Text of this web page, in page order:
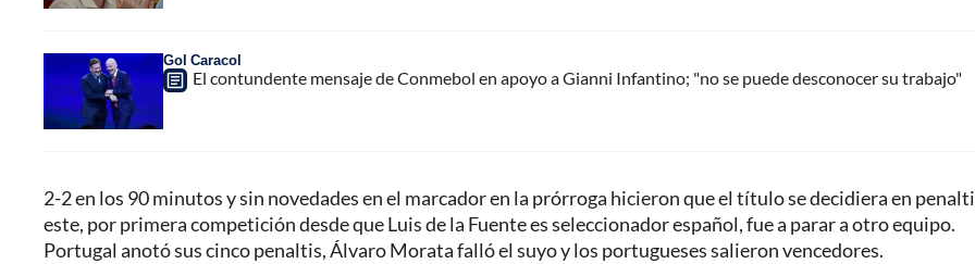
Gol Caracol
El contundente mensaje de Conmebol en apoyo a Gianni Infantino; "no se puede desconocer su trabajo"
2-2 en los 90 minutos y sin novedades en el marcador en la prórroga hicieron que el título se decidiera en
este, por primera competición desde que Luis de la Fuente es seleccionador español, fue a parar a otro equipo.
Portugal anotó sus cinco penaltis, Álvaro Morata falló el suyo y los portugueses salieron vencedores.